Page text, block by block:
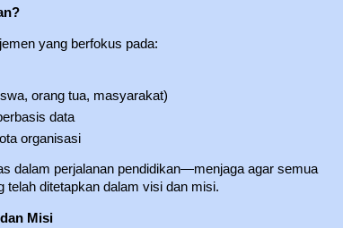
yang berfokus pada:
orang tua, masyarakat)
data
organisasi
dalam perjalanan pendidikan—menjaga agar semua
telah ditetapkan dalam visi dan misi.
Misi